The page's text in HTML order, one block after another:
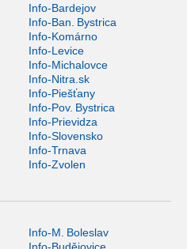
Info-Bardejov
Info-Ban. Bystrica
Info-Komárno
Info-Levice
Info-Michalovce
Info-Nitra.sk
Info-Piešťany
Info-Pov. Bystrica
Info-Prievidza
Info-Slovensko
Info-Trnava
Info-Zvolen
Info-M. Boleslav
Info-Budějovice